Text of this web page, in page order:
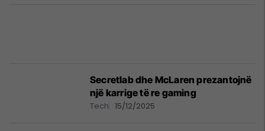
Secretlab dhe McLaren prezantojnë
një karrige të re gaming
Tech 15/12/2025